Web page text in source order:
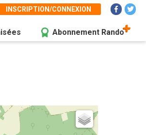
INSCRIPTION/CONNEXION
Abonnement Rando